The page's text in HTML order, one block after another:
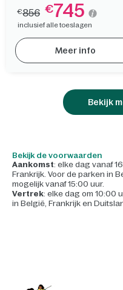
€856 €745
inclusief alle toeslagen
Meer info
Bekijk
Bekijk de voorwaarden
Aankomst: elke dag vanaf
Frankrijk. Voor de parken in
mogelijk vanaf 15:00 uur.
Vertrek: elke dag om 10:00
in België, Frankrijk en